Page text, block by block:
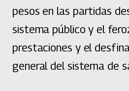
pesos en las partidas
sistema público y el
prestaciones y el
general del sistema de